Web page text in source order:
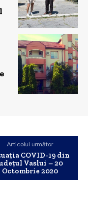
Articolul următor
COVID-19 din
Vaslui – 20
Octombrie 2020